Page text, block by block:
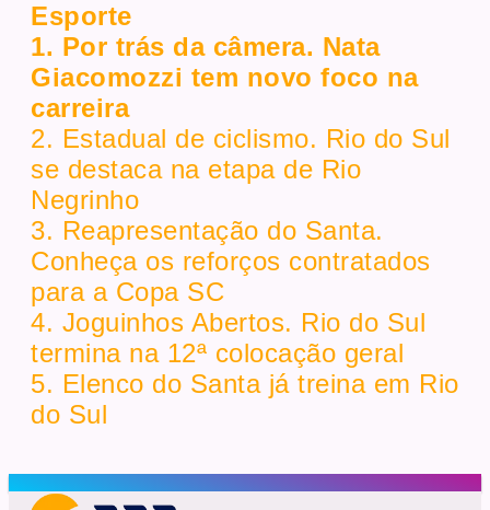
Esporte
1. Por trás da câmera. Nata
Giacomozzi tem novo foco na
carreira
2. Estadual de ciclismo. Rio do Sul
se destaca na etapa de Rio
Negrinho
3. Reapresentação do Santa.
Conheça os reforços contratados
para a Copa SC
4. Joguinhos Abertos. Rio do Sul
termina na 12ª colocação geral
5. Elenco do Santa já treina em Rio
do Sul